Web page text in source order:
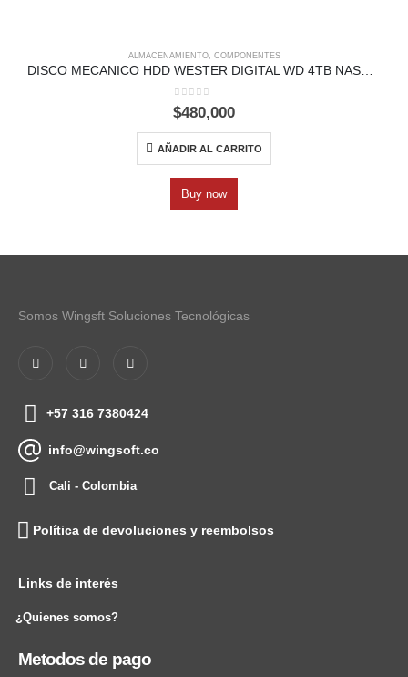
ALMACENAMIENTO, COMPONENTES
DISCO MECANICO HDD WESTER DIGITAL WD 4TB NASware
0out of 5
$480,000
AÑADIR AL CARRITO
Buy now
Somos Wingsft Soluciones Tecnológicas
+57 316 7380424
info@wingsoft.co
Cali - Colombia
Política de devoluciones y reembolsos
Links de interés
¿Quienes somos?
Metodos de pago